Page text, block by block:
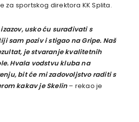
za sportskog direktora KK Splita.
usko ću surađivati s
sam poziv i stigao na Gripe. Naš
je stvaranje kvalitetnih
Hvala vodstvu kluba na
bit će mi zadovoljstvo raditi s
kakav je Skelin – rekao je